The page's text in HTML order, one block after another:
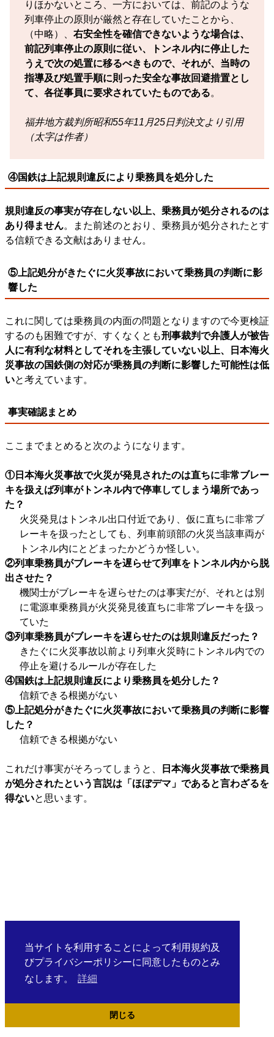
当サイトを利用することによって利用規約及
びプライバシーポリシーに同意したものとみ
なします。
詳細
閉じる
りほかないところ、一方においては、前記のような
列車停止の原則が厳然と存在していたことから、
（中略）、 右安全性を確信できないような場合は、
前記列車停止の原則に従い、トンネル内に停止した
うえで次の処置に移るべきもので、それが、当時の
指導及び処置手順に則った安全な事故回避措置とし
て、各従事員に要求されていたものである。
福井地方裁判所昭和55年11月25日判決文より引用
（太字は作者）
④国鉄は上記規則違反により乗務員を処分した
規則違反の事実が存在しない以上、乗務員が処分されるのは
あり得ません。また前述のとおり、乗務員が処分されたとす
る信頼できる文献はありません。
⑤上記処分がきたぐに火災事故において乗務員の判断に影
響した
これに関しては乗務員の内面の問題となりますので今更検証
するのも困難ですが、すくなくとも刑事裁判で弁護人が被告
人に有利な材料としてそれを主張していない以上、日本海火
災事故の国鉄側の対応が乗務員の判断に影響した可能性は低
いと考えています。
事実確認まとめ
ここまでまとめると次のようになります。
①日本海火災事故で火災が発見されたのは直ちに非常ブレー
キを扱えば列車がトンネル内で停車してしまう場所であっ
た？
火災発見はトンネル出口付近であり、仮に直ちに非常ブ
レーキを扱ったとしても、列車前頭部の火災当該車両が
トンネル内にとどまったかどうか怪しい。
②列車乗務員がブレーキを遅らせて列車をトンネル内から脱
出させた？
機関士がブレーキを遅らせたのは事実だが、それとは別
に電源車乗務員が火災発見後直ちに非常ブレーキを扱っ
ていた
③列車乗務員がブレーキを遅らせたのは規則違反だった？
きたぐに火災事故以前より列車火災時にトンネル内での
停止を避けるルールが存在した
④国鉄は上記規則違反により乗務員を処分した？
信頼できる根拠がない
⑤上記処分がきたぐに火災事故において乗務員の判断に影響
した？
信頼できる根拠がない
これだけ事実がそろってしまうと、
日本海火災事故で乗務員
が処分されたという言説は「ほぼデマ」であると言わざるを
得ないと思います。